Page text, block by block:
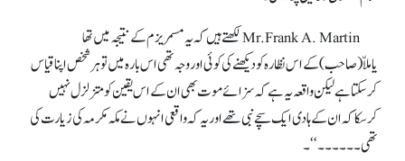
Mr.Frank A. Martin لکھتے ہیں کہ یہ مسمریزم کے نتیجہ میں تھا
یاملاّ(صاحب) کے اس نظارہ کو دیکھنے کی کوئی اور وجہ تھی اس بارہ میں توہر شخص اپنا قیاس
کرسکتاہے لیکن واقعہ یہ ہے کہ سزائے موت بھی ان کے اس یقین کو متزلزل نہیں
کرسکا کہ ان کے ہادی ایک سچے نبی تھے اور یہ کہ واقعی انہوں نے مکہ مکرمہ کی زیارت کی
تھی۔۔۔۔۔۔‘‘۔